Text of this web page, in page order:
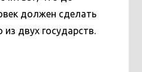
должен сделать
двух государств.